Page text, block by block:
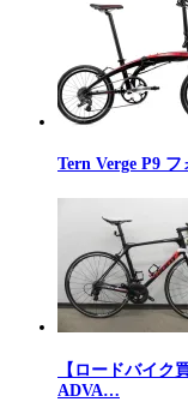
Tern Verge P9
【ロードバイク
ADVA…